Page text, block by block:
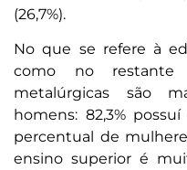
(26,7%).
No que se refere à
como no restante
metalúrgicas são
homens: 82,3%
percentual de
ensino superior é